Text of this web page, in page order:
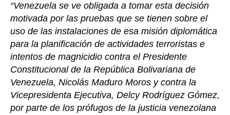
“Venezuela se ve obligada a tomar esta decisión
motivada por las pruebas que se tienen sobre el
uso de las instalaciones de esa misión diplomática
para la planificación de actividades terroristas e
intentos de magnicidio contra el Presidente
Constitucional de la República Bolivariana de
Venezuela, Nicolás Maduro Moros y contra la
Vicepresidenta Ejecutiva, Delcy Rodríguez Gómez,
por parte de los prófugos de la justicia venezolana